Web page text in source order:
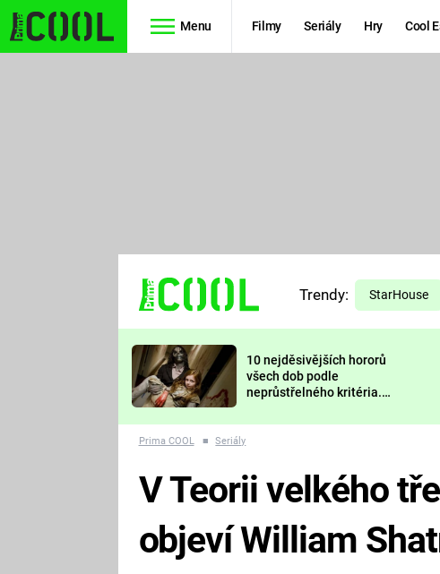
Menu Filmy Seriály Hry Cool
TŘESKU
FUTURAMA
PREDÁTOR
Trendy: StarHouse
10 nejděsivějších hororů
všech dob podle
neprůstřelného kritéria.
nejvíc zvednou tep?
Prima COOL ■ Seriály
V Teorii velkého
objeví William